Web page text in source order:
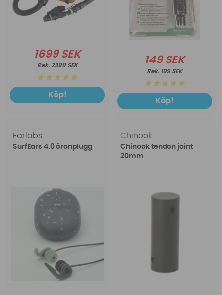
1699 SEK
2399 SEK
Köp!
149 SEK
199 SEK
Köp!
Earlabs
SurfEars 4.0 öronplugg
Chinook
Chinook tendon joint
20mm